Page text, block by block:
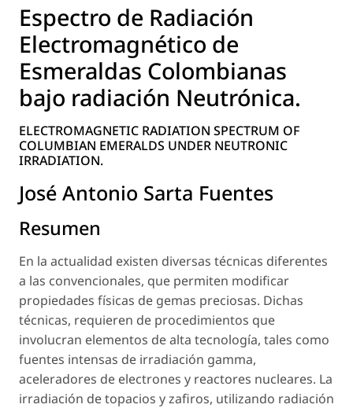
Espectro de Radiación
Electromagnético de
Esmeraldas Colombianas
bajo radiación Neutrónica.
ELECTROMAGNETIC RADIATION SPECTRUM OF
COLUMBIAN EMERALDS UNDER NEUTRONIC
IRRADIATION.
José Antonio Sarta Fuentes
Resumen
En la actualidad existen diversas técnicas diferentes
a las convencionales, que permiten modificar
propiedades físicas de gemas preciosas. Dichas
técnicas, requieren de procedimientos que
involucran elementos de alta tecnología, tales como
fuentes intensas de irradiación gamma,
aceleradores de electrones y reactores nucleares. La
irradiación de topacios y zafiros, utilizando radiación